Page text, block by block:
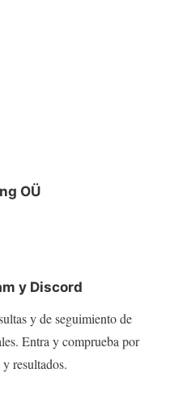
OÜ
y Discord
y de seguimiento de
Entra y comprueba por
resultados.